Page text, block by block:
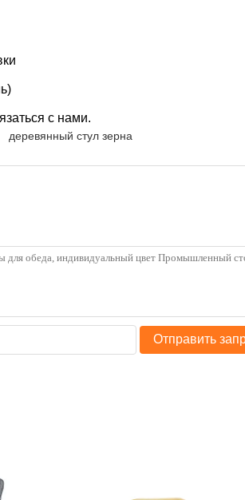
с нами.
деревянный стул зерна
Отправить